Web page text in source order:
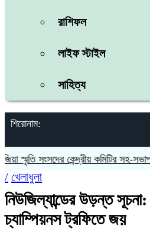
রাশিফল
লাইফ স্টাইল
সাহিত্য
শিরোনাম:
সংসদের কেন্দ্রীয় কমিটির সহ-সভাপতি
/ খেলাধুলা
নিউজিল্যান্ডের উড়ন্ত সূচনা:
চ্যাম্পিয়নস ট্রফিতে জয়